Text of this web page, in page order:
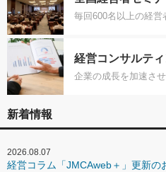
毎回600名以上の経
経営コンサルテ
企業の成長を加速さ
新着情報
2026.08.07
経営コラム「JMCAweb＋」更新の